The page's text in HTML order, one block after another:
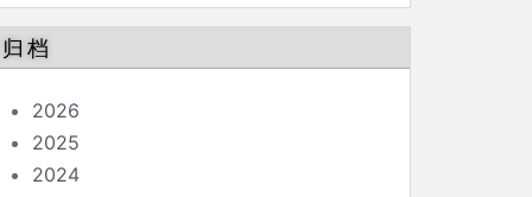
归档
2026
2025
2024